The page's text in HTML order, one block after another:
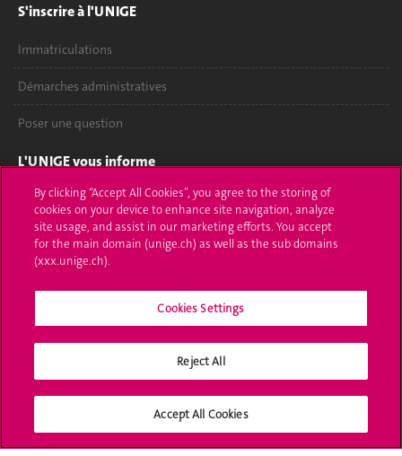
S'inscrire à l'UNIGE
Immatriculations
Démarches administratives
Poser une question
L'UNIGE vous informe
UNIGE Mobile
Médias
Offres d'emploi
Calendrier académique
Médias sociaux UNIGE
By clicking “Accept All Cookies”, you agree to the storing of
cookies on your device to enhance site navigation, analyze
site usage, and assist in our marketing efforts. You accept
for the main domain (unige.ch) as well as the sub domains
(xxx.unige.ch).
Cookies Settings
Reject All
Accept All Cookies